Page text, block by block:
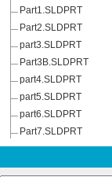
Part1.SLDPRT
Part2.SLDPRT
part3.SLDPRT
Part3B.SLDPRT
part4.SLDPRT
part5.SLDPRT
part6.SLDPRT
Part7.SLDPRT